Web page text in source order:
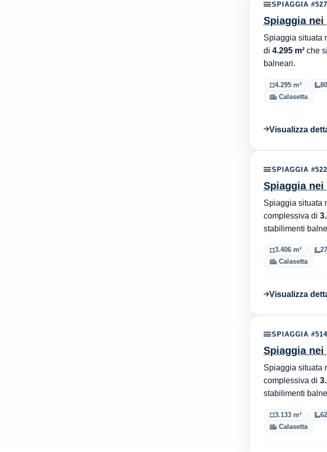
SPIAGGIA
Spiaggia
Spiaggia situata
di 4.295 m²che
balneari.
4.295 m²
Calasetta
Visualizza
SPIAGGIA
Spiaggia nei
Spiaggia situata
complessiva di
stabilimenti
3.406 m²
Calasetta
Visualizza
SPIAGGIA
Spiaggia nei
Spiaggia situata
complessiva di
stabilimenti
3.133 m²
Calasetta